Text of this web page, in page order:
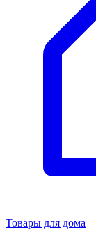
Товары для дома